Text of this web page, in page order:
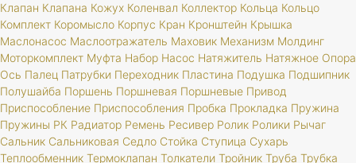
Клапан Клапана Кожух Коленвал Коллектор Кольца Кольцо
Комплект Коромысло Корпус Кран Кронштейн Крышка
Маслонасос Маслоотражатель Маховик Механизм Молдинг
Моторкомплект Муфта Набор Насос Натяжитель Натяжное Опора
Ось Палец Патрубки Переходник Пластина Подушка Подшипник
Полушайба Поршень Поршневая Поршневые Привод
Приспособление Приспособления Пробка Прокладка Пружина
Пружины РК Радиатор Ремень Ресивер Ролик Ролики Рычаг
Сальник Сальниковая Седло Стойка Ступица Сухарь
Теплообменник Термоклапан Толкатели Тройник Труба Трубка